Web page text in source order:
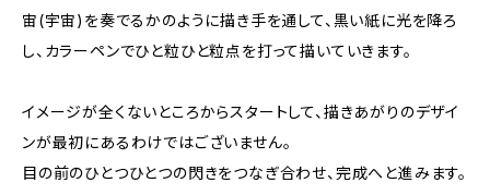
宙(宇宙)を奏でるかのように描き手を通して、黒い紙に光を降ろ
し、カラーペンでひと粒ひと粒点を打って描いていきます。
イメージが全くないところからスタートして、描きあがりのデザイ
ンが最初にあるわけではございません。
目の前のひとつひとつの閃きをつなぎ合わせ、完成へと進みます。